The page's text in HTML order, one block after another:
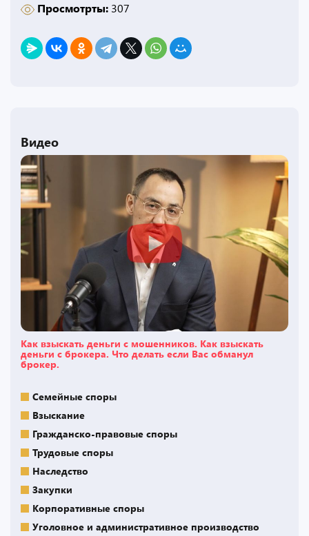
Просмотрты: 307
Видео
Как взыскать деньги с мошенников. Как взыскать
деньги с брокера. Что делать если Вас обманул
брокер.
Семейные споры
Взыскание
Гражданско-правовые споры
Трудовые споры
Наследство
Закупки
Корпоративные споры
Уголовное и административное производство